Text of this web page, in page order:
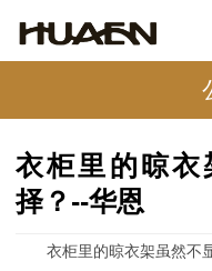
衣柜里的晾衣
择？--华恩
衣柜里的晾衣架虽然不